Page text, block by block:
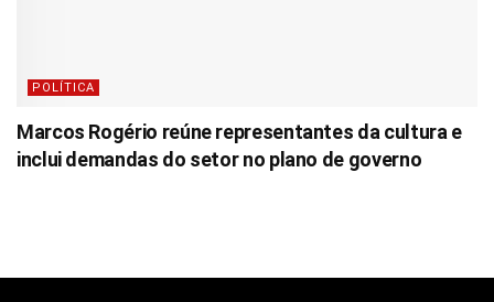
POLÍTICA
Marcos Rogério reúne representantes da cultura e
inclui demandas do setor no plano de governo